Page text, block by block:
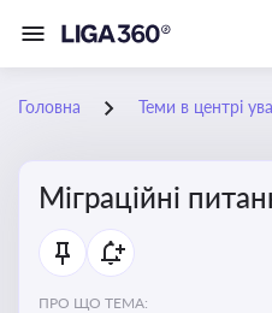
Головна Теми в центрі
Міграційні
ПРО ЩО ТЕМА: